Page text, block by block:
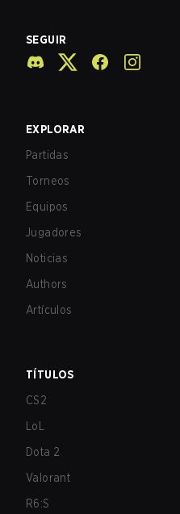
SEGUIR
EXPLORAR
Partidas
Torneos
Equipos
Jugadores
Noticias
Authors
Artículos
TÍTULOS
CS2
LoL
Dota 2
Valorant
R6:S